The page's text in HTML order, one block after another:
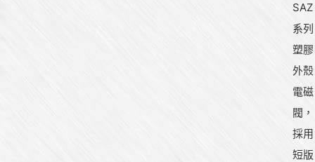
SAZ
系列
塑膠
外殼
電磁
閥，
採用
短版